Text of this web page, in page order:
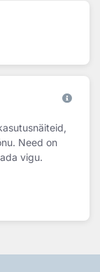
Need on
vigu.